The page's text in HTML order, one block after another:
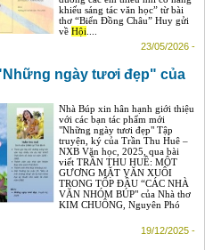
khiếu sáng tác văn học” từ bài
thơ “Biển Đồng Châu” Huy gửi
về Hội....
23/05/2026 -
ngày tươi đẹp" của
Nhà Búp xin hân hạnh giới thiệu
với các bạn tác phẩm mới
"Những ngày tươi đẹp" Tập
truyện, ký của Trần Thu Huê –
NXB Văn học, 2025, qua bài
viết TRẦN THU HUÊ: MỘT
GƯƠNG MẶT VĂN XUÔI
TRONG TỐP ĐẦU “CÁC NHÀ
VĂN NHÓM BÚP" của Nhà thơ
KIM CHUÔNG, Nguyên Phó
19/12/2025 -